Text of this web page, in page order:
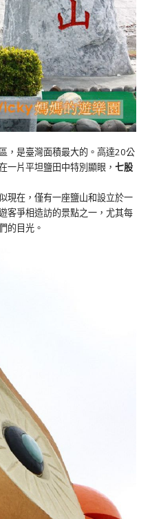
，是臺灣面積最大的。高達20公
一片平坦鹽田中特別顯眼， 七股
現在，僅有一座鹽山和設立於一
客爭相造訪的景點之一，尤其每
的目光。